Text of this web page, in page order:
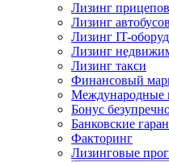
Лизинг
Лизинг автобусов
Лизинг IT-
Лизинг
Лизинг такси
Финансовый
Международные
Бонус
Банковские
Факторинг
Лизинговые